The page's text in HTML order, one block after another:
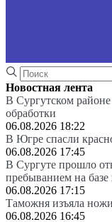
Новостная лента
В Сургутском районе
обработки
06.08.2026 18:22
В Югре спасли
06.08.2026 17:45
В Сургуте прошло
пребыванием на
06.08.2026 17:15
Таможня изъяла
06.08.2026 16:45